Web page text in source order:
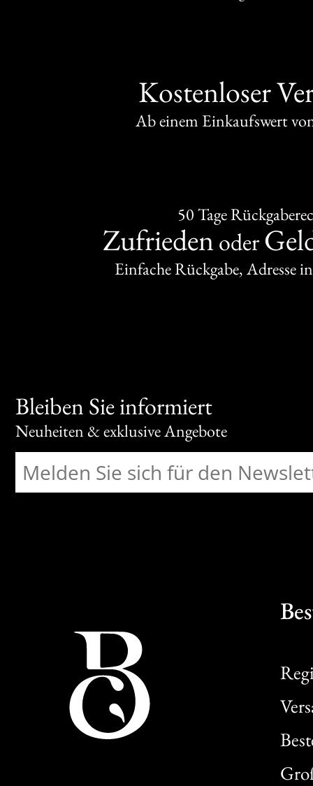
Kostenloser
Ab einem Einkaufswert
50 Tage
Zufrieden oder
Einfache Rückgabe, Adresse
Bleiben Sie informiert
Neuheiten & exklusive Angebote